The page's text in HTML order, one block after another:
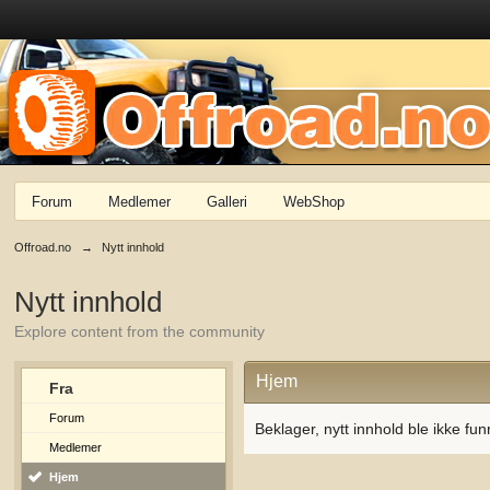
Forum Medlemer Galleri WebShop
Offroad.no → Nytt innhold
Nytt innhold
Explore content from the community
Fra
Forum
Medlemer
Hjem
Hjem
Beklager, nytt innhold ble ikke